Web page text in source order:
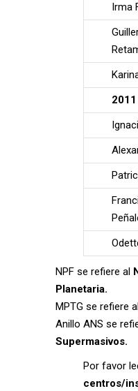
Irma
2011
NPF se refiere al
Planetaria.
MPTG se refiere
Anillo ANS se
Supermasivos.
Por favor
centros/